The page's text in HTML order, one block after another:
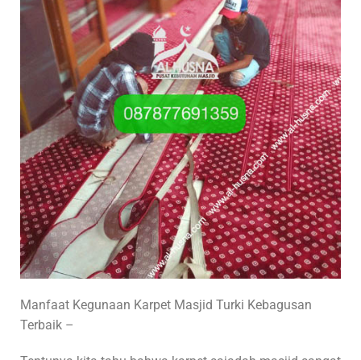
Manfaat Kegunaan Karpet Masjid Turki Kebagusan
Terbaik –